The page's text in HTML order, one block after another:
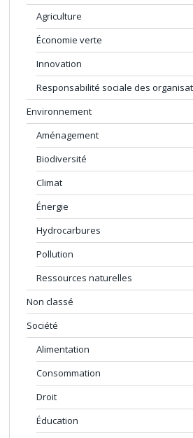
Agriculture
Économie verte
Innovation
Responsabilité sociale des
Environnement
Aménagement
Biodiversité
Climat
Énergie
Hydrocarbures
Pollution
Ressources naturelles
Non classé
Société
Alimentation
Consommation
Droit
Éducation